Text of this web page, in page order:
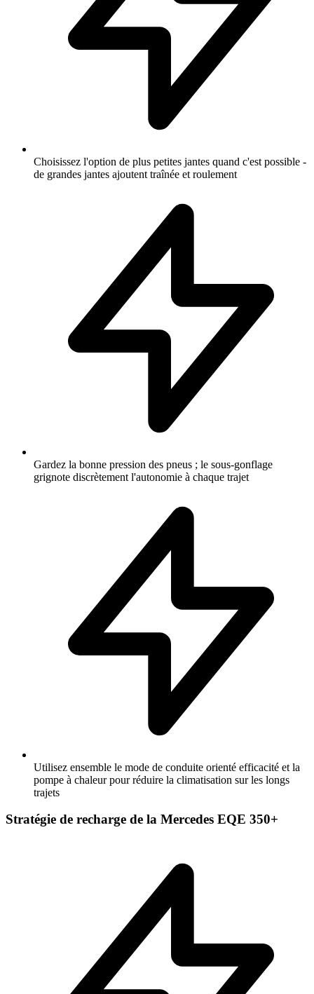
Choisissez l'option de plus petites jantes quand c'est possible -
de grandes jantes ajoutent traînée et roulement
Gardez la bonne pression des pneus ; le sous-gonflage
grignote discrètement l'autonomie à chaque trajet
Utilisez ensemble le mode de conduite orienté efficacité et la
pompe à chaleur pour réduire la climatisation sur les longs
trajets
Stratégie de recharge de la Mercedes EQE 350+